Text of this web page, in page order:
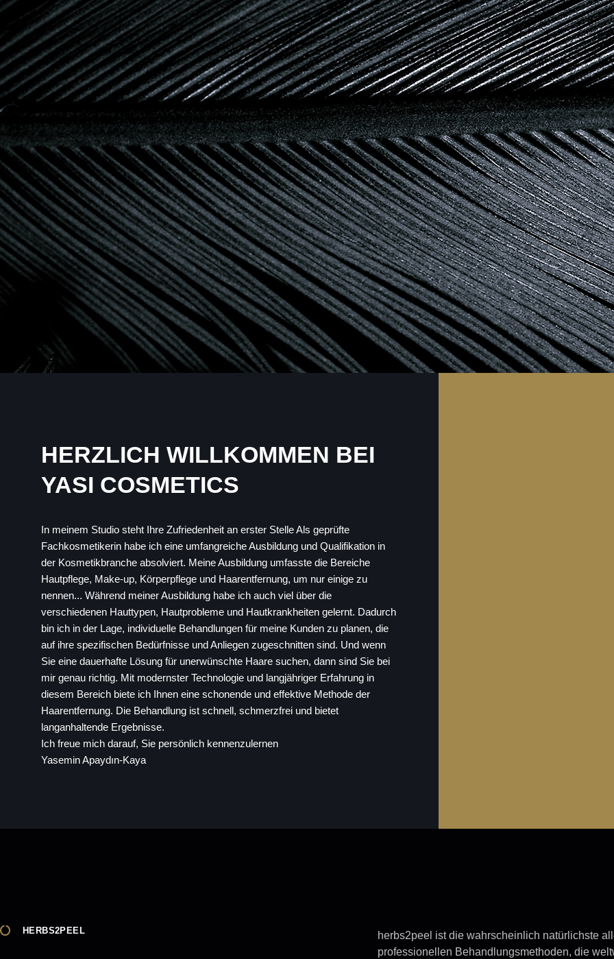
HERZLICH WILLKOMMEN BEI
YASI COSMETICS
In meinem Studio steht Ihre Zufriedenheit an erster Stelle Als geprüfte
Fachkosmetikerin habe ich eine umfangreiche Ausbildung und Qualifikation in
der Kosmetikbranche absolviert. Meine Ausbildung umfasste die Bereiche
Hautpflege, Make-up, Körperpflege und Haarentfernung, um nur einige zu
nennen... Während meiner Ausbildung habe ich auch viel über die
verschiedenen Hauttypen, Hautprobleme und Hautkrankheiten gelernt. Dadurch
bin ich in der Lage, individuelle Behandlungen für meine Kunden zu planen, die
auf ihre spezifischen Bedürfnisse und Anliegen zugeschnitten sind. Und wenn
Sie eine dauerhafte Lösung für unerwünschte Haare suchen, dann sind Sie bei
mir genau richtig. Mit modernster Technologie und langjähriger Erfahrung in
diesem Bereich biete ich Ihnen eine schonende und effektive Methode der
Haarentfernung. Die Behandlung ist schnell, schmerzfrei und bietet
langanhaltende Ergebnisse.
Ich freue mich darauf, Sie persönlich kennenzulernen
Yasemin Apaydın-Kaya
HERBS2PEEL
herbs2peel ist die wahrscheinlich natürlichste
professionellen Behandlungsmethoden, die